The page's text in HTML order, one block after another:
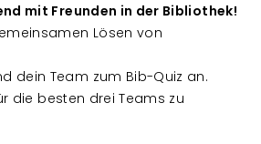
mit Freunden in der Bibliothek!
Lösen von
dein Team zum Bib-Quiz an.
die besten drei Teams zu